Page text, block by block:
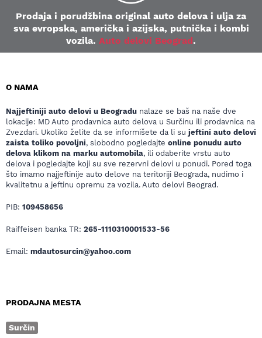
Prodaja i porudžbina original auto delova i ulja za
sva evropska, američka i azijska, putnička i kombi
vozila. Auto delovi Beograd.
O NAMA
Najjeftiniji auto delovi u Beogradu nalaze se baš na naše dve
lokacije: MD Auto prodavnica auto delova u Surčinu ili prodavnica na
Zvezdari. Ukoliko želite da se informišete da li su jeftini auto delovi
zaista toliko povoljni, slobodno pogledajte online ponudu auto
delova klikom na marku automobila, ili odaberite vrstu auto
delova i pogledajte koji su sve rezervni delovi u ponudi. Pored toga
što imamo najjeftinije auto delove na teritoriji Beograda, nudimo i
kvalitetnu a jeftinu opremu za vozila. Auto delovi Beograd.
PIB: 109458656
Raiffeisen banka TR: 265-1110310001533-56
Email: mdautosurcin@yahoo.com
PRODAJNA MESTA
Surčin